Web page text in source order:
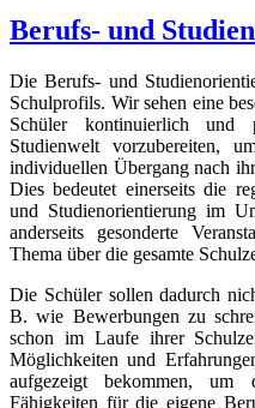
Berufs- und
Die Berufs- und
Schulprofils. Wir sehen eine
Schüler kontinuierlich
Studienwelt vorzubereiten,
individuellen Übergang nach
Dies bedeutet einerseits die
und Studienorientierung im
anderseits gesonderte
Thema über die gesamte
Die Schüler sollen dadurch
B. wie Bewerbungen zu
schon im Laufe ihrer
Möglichkeiten und
aufgezeigt bekommen, um
Fähigkeiten für die eigene